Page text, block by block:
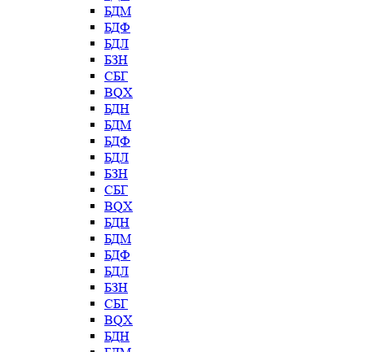
БДМ
БДФ
БДЛ
БЗН
СБГ
BQX
БДН
БДМ
БДФ
БДЛ
БЗН
СБГ
BQX
БДН
БДМ
БДФ
БДЛ
БЗН
СБГ
BQX
БДН